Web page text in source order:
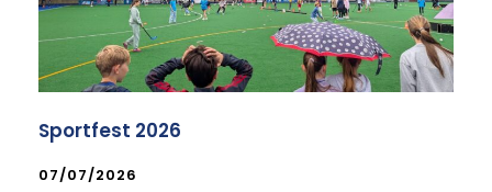
Sportfest 2026
07/07/2026